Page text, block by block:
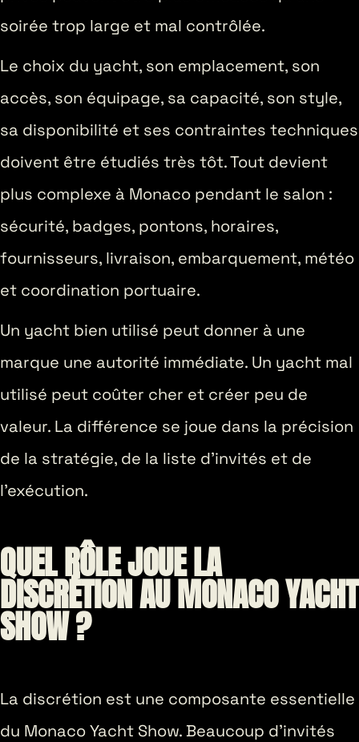
soirée trop large et mal contrôlée.
Le choix du yacht, son emplacement, son
accès, son équipage, sa capacité, son style,
sa disponibilité et ses contraintes techniques
doivent être étudiés très tôt. Tout devient
plus complexe à Monaco pendant le salon :
sécurité, badges, pontons, horaires,
fournisseurs, livraison, embarquement, météo
et coordination portuaire.
Un yacht bien utilisé peut donner à une
marque une autorité immédiate. Un yacht mal
utilisé peut coûter cher et créer peu de
valeur. La différence se joue dans la précision
de la stratégie, de la liste d’invités et de
l’exécution.
QUEL RÔLE JOUE LA
DISCRÉTION AU MONACO YACHT
SHOW ?
La discrétion est une composante essentielle
du Monaco Yacht Show. Beaucoup d’invités